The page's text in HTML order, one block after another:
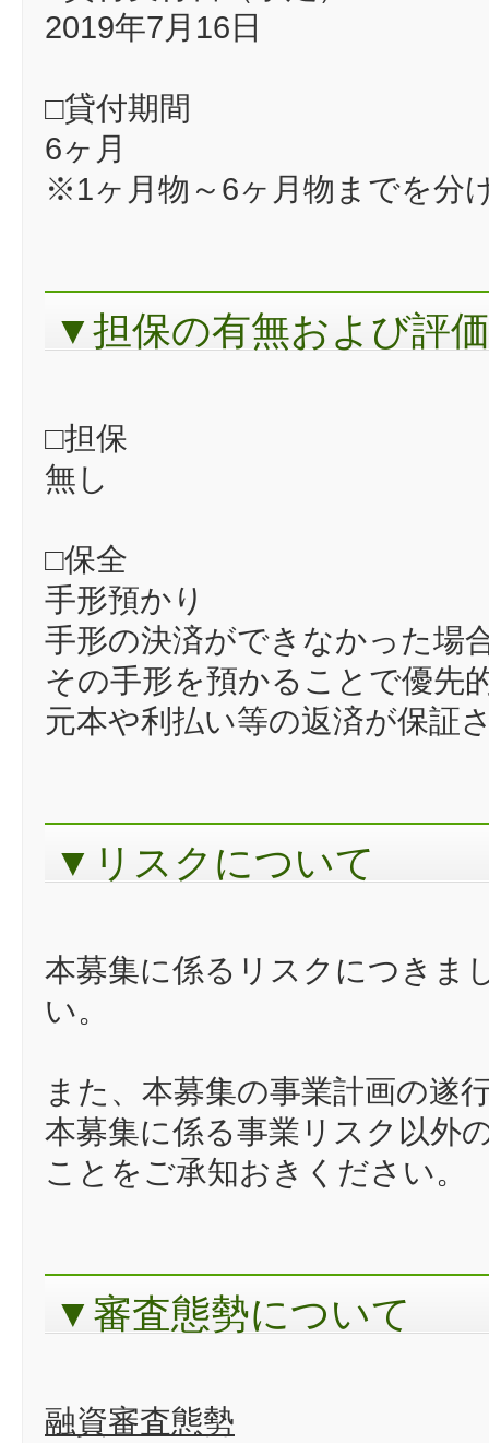
2019年7月16日
□貸付期間
6ヶ月
※1ヶ月物～6ヶ月物までを分
▼担保の有無および評
□担保
無し
□保全
手形預かり
手形の決済ができなかった場
その手形を預かることで優先
元本や利払い等の返済が保証
▼リスクについて
本募集に係るリスクにつきま
い。
また、本募集の事業計画の遂
本募集に係る事業リスク以外
ことをご承知おきください。
▼審査態勢について
融資審査態勢